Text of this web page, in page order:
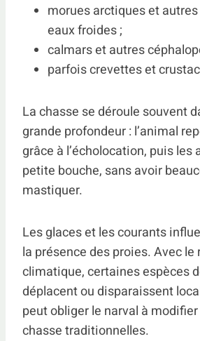
morues arctiques et
eaux froides ;
calmars et autres
parfois crevettes et
La chasse se déroule souvent
grande profondeur : l’animal
grâce à l’écholocation, puis les
petite bouche, sans avoir
mastiquer.
Les glaces et les courants
la présence des proies. Avec
climatique, certaines espèces
déplacent ou disparaissent
peut obliger le narval à
chasse traditionnelles.